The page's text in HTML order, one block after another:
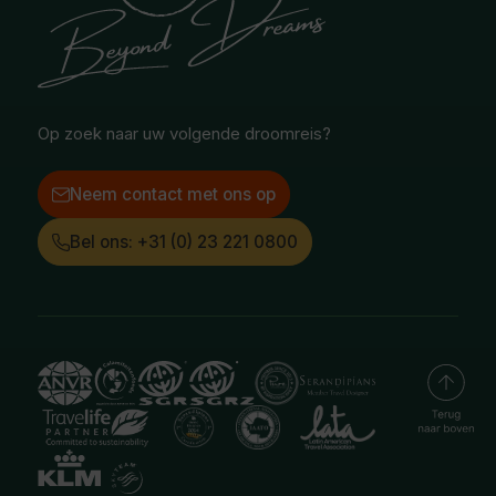
Poolgebied
Treinreizen
Vacatures
Facebook
Instagram
Op zoek naar uw volgende droomreis?
Neem contact met ons op
Bel ons: +31 (0) 23 221 0800